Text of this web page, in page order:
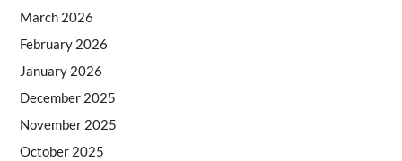
March 2026
February 2026
January 2026
December 2025
November 2025
October 2025